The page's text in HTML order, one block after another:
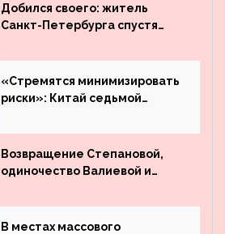
Добился своего: житель
Санкт-Петербурга спустя
угнанную в Казахстан
машину
«Стремятся минимизировать
риски»: Китай седьмой
деньги из американского
госдолга
Возвращение Степановой,
одиночество Валиевой и
что обсуждают в мире
фигурного катания
В местах массового